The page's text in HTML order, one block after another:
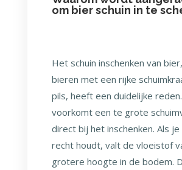
om bier schuin in te
Het schuin inschenken van
bieren met een rijke
pils, heeft een duidelijke
voorkomt een te grote
direct bij het inschenken. Als
recht houdt, valt de vloeistof
grotere hoogte in de bodem.